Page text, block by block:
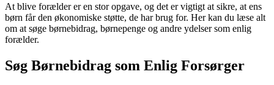
At blive forælder er en stor opgave, og det er vigtigt at sikre, at ens
børn får den økonomiske støtte, de har brug for. Her kan du læse alt
om at søge børnebidrag, børnepenge og andre ydelser som enlig
forælder.
Søg Børnebidrag som Enlig Forsørger